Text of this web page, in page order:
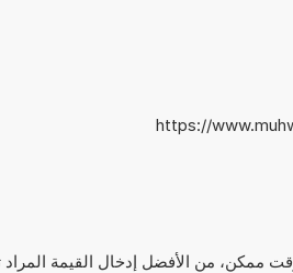
https://
ممكن، من الأفضل إدخال القيمة